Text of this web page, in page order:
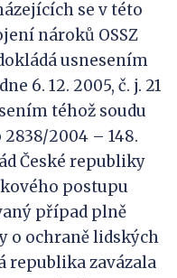
se v této
nároků OSSZ
usnesením
6. 12. 2005, č. j. 21
téhož soudu
2838/2004 – 148.
České republiky
postupu
případ plně
o ochraně lidských
republika zavázala